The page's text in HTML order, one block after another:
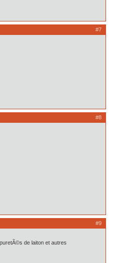
#7
#8
#9
de laiton et autres